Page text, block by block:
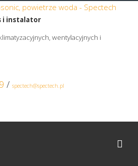
i instalator
wentylacyjnych i
/ spectech@spectech.pl